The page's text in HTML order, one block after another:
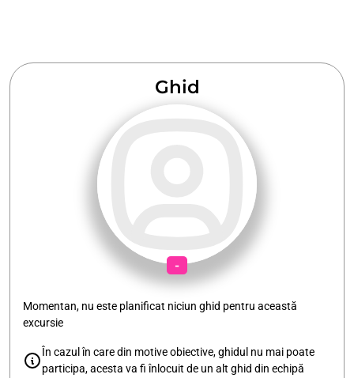
Ghid
-
Momentan, nu este planificat niciun ghid pentru această
excursie
În cazul în care din motive obiective, ghidul nu mai poate
participa, acesta va fi înlocuit de un alt ghid din echipă